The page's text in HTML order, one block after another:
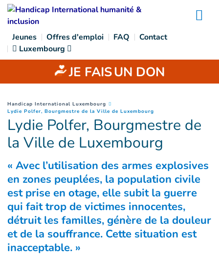
Goto main content
Jeunes Offres d'emploi FAQ
Contact
Luxembourg
JE FAISUN DON
You are here :
Handicap International Luxembourg
Lydie Polfer, Bourgmestre de la Ville de Luxembourg
Lydie Polfer, Bourgmestre de
la Ville de Luxembourg
« Avec l’utilisation des armes explosives
en zones peuplées, la population civile
est prise en otage, elle subit la guerre
qui fait trop de victimes innocentes,
détruit les familles, génère de la douleur
et de la souffrance. Cette situation est
inacceptable. »